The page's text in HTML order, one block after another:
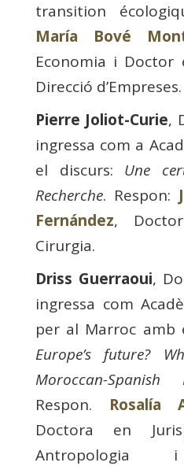
transition
María Bové
Economia i Doctor
Direcció d’Empreses.
Pierre Joliot-Curie,
ingressa com a
el discurs: Une
Recherche. Respon:
Fernández,
Cirurgia.
Driss Guerraoui,
ingressa com
per al Marroc amb
Europe’s future?
Moroccan-
Respon. Rosalía
Doctora en
Antropologia i